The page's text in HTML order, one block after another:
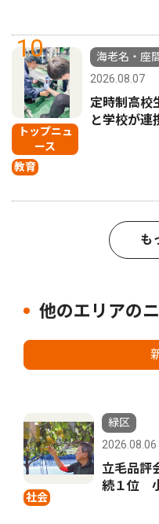
10
トップニュ
ース
教育
海老名・座
2026.08.07
定時制高
と学校が連
も
他のエリアの
社会
緑区
2026.08.06
立毛品評
続１位